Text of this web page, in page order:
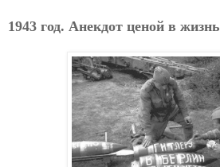
1943 год. Анекдот ценой в жизнь